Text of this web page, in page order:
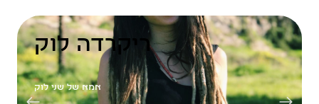
ריקרדה לוק
אמא של שני לוק